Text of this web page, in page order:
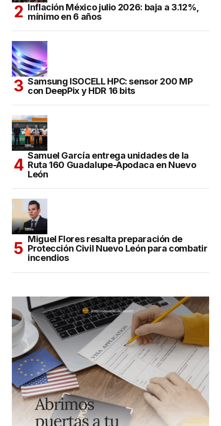
Inflación México julio 2026: baja a 3.12%,
mínimo en 6 años
Samsung ISOCELL HPC: sensor 200 MP
con DeepPix y HDR 16 bits
Samuel García entrega unidades de la
Ruta 160 Guadalupe-Apodaca en Nuevo
León
Miguel Flores resalta preparación de
Protección Civil Nuevo León para combatir
incendios